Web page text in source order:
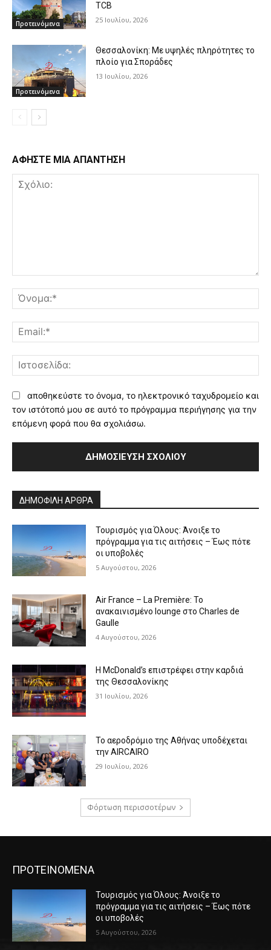
Προτεινόμενα
TCB
25 Ιουλίου, 2026
Προτεινόμενα
Θεσσαλονίκη: Με υψηλές πληρότητες το
πλοίο για Σποράδες
13 Ιουλίου, 2026
ΑΦΗΣΤΕ ΜΙΑ ΑΠΑΝΤΗΣΗ
αποθηκεύστε το όνομα, το ηλεκτρονικό ταχυδρομείο και
τον ιστότοπό μου σε αυτό το πρόγραμμα περιήγησης για την
επόμενη φορά που θα σχολιάσω.
ΔΗΜΟΦΙΛΗ ΑΡΘΡΑ
Τουρισμός για Όλους: Άνοιξε το
πρόγραμμα για τις αιτήσεις – Έως πότε
οι υποβολές
5 Αυγούστου, 2026
Air France – La Première: Το
ανακαινισμένο lounge στο Charles de
Gaulle
4 Αυγούστου, 2026
Η McDonald’s επιστρέφει στην καρδιά
της Θεσσαλονίκης
31 Ιουλίου, 2026
Το αεροδρόμιο της Αθήνας υποδέχεται
την AIRCAIRO
29 Ιουλίου, 2026
Φόρτωση περισσοτέρων
ΠΡΟΤΕΙΝΟΜΕΝΑ
Τουρισμός για Όλους: Άνοιξε το
πρόγραμμα για τις αιτήσεις – Έως πότε
οι υποβολές
5 Αυγούστου, 2026